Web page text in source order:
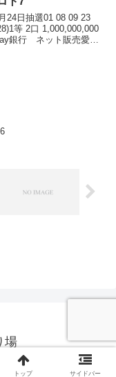
24日抽選01 08 09 23
等 2口 1,000,000,000
銀行 ネット販売愛媛
場
場.
トップ サイドバー